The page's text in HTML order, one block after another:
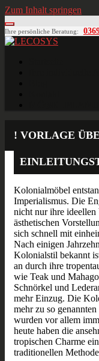
Zum Inhalt springen
Ihre persönliche Beratung:
! VORLAGE
Kolonialmöbel
Imperialismus. Die
nicht nur ihre ideellen
ästhetischen
sich schnell mit
Nach einigen
Kolonialstil bekannt
an durch ihre
wie Teak und
Schnörkel und
mehr Einzug. Die
mehr zu so
wurden vor allem
heute haben die
tropischen Charme
traditionellen